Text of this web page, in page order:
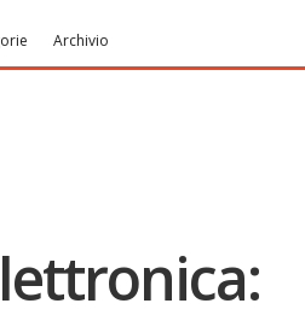
Archivio